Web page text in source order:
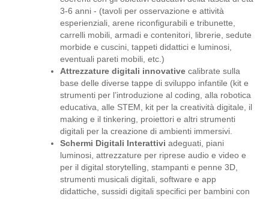
3-6 anni - (tavoli per osservazione e attività
esperienziali, arene riconfigurabili e tribunette,
carrelli mobili, armadi e contenitori, librerie, sedute
morbide e cuscini, tappeti didattici e luminosi,
eventuali pareti mobili, etc.)
Attrezzature digitali innovativecalibrate sulla
base delle diverse tappe di sviluppo infantile (kit e
strumenti per l’introduzione al coding, alla robotica
educativa, alle STEM, kit per la creatività digitale, il
making e il tinkering, proiettori e altri strumenti
digitali per la creazione di ambienti immersivi.
Schermi Digitali Interattivi adeguati, piani
luminosi, attrezzature per riprese audio e video e
per il digital storytelling, stampanti e penne 3D,
strumenti musicali digitali, software e app
didattiche, sussidi digitali specifici per bambini con